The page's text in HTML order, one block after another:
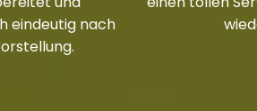
eindeutig nach